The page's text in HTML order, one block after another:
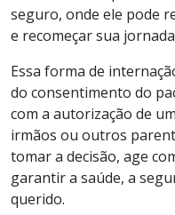
seguro, onde ele pode
e recomeçar sua
Essa forma de
do consentimento do
com a autorização de
irmãos ou outros
tomar a decisão, age
garantir a saúde, a
querido.